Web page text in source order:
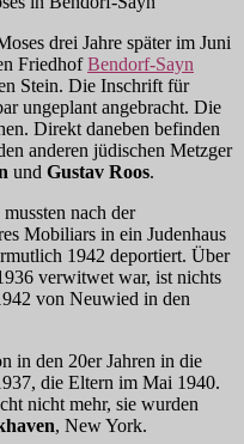
drei Jahre später im Juni
FriedhofBendorf-Sayn
Stein. Die Inschrift für
ungeplant angebracht. Die
Direkt daneben befinden
anderen jüdischen Metzger
und Gustav Roos.
nach der
Mobiliars in ein Judenhaus
1942 deportiert. Über
verwitwet war, ist nichts
von Neuwied in den
in den 20er Jahren in die
die Eltern im Mai 1940.
nicht mehr, sie wurden
, New York.